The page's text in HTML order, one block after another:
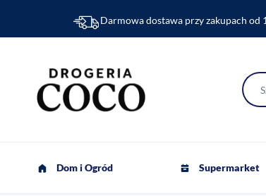
Darmowa dostawa przy zakupach od
Dom i Ogród Supermarket